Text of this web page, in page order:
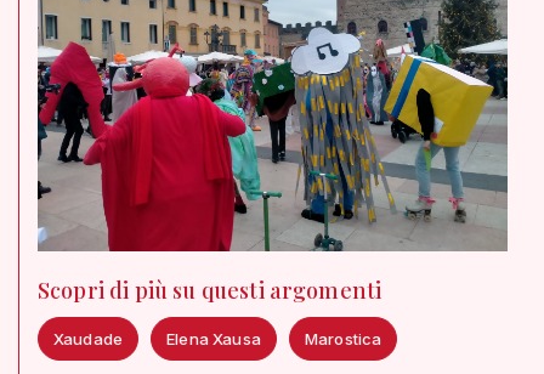
Scopri di più su questi argomenti
Xaudade Elena Xausa Marostica